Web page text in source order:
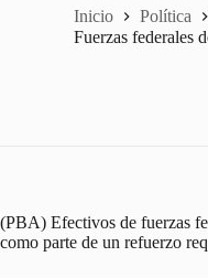
Inicio
Política
Fuerzas federales
(PBA) Efectivos de fuerzas
como parte de un refuerzo